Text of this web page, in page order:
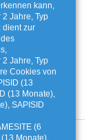
mit der
kann,
Jahre, Typ
dient zur
Jahre, Typ
Cookies von
(13
(13 Monate),
SAPISID
(6
Monate),